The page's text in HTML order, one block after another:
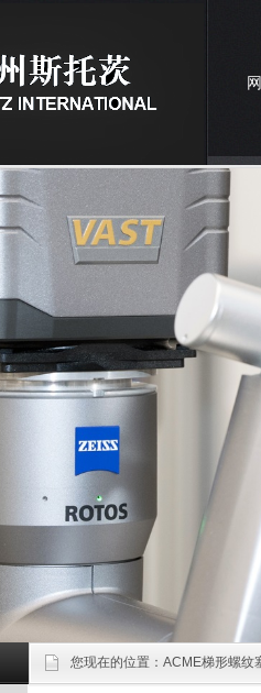
您现在的位置： ACME梯形螺纹